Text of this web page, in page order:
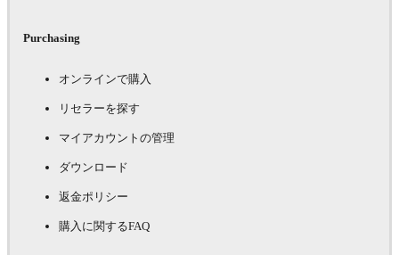
Purchasing
オンラインで購入
リセラーを探す
マイアカウントの管理
ダウンロード
返金ポリシー
購入に関するFAQ